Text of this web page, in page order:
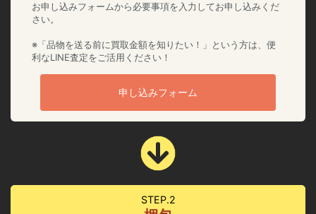
お申し込みフォームから必要事項を入力してお申し込みくだ
さい。
※「品物を送る前に買取金額を知りたい！」という方は、便
利なLINE査定をご活用ください！
申し込みフォーム
STEP.2